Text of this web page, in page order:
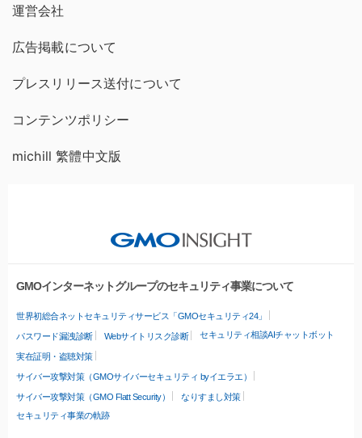
運営会社
広告掲載について
プレスリリース送付について
コンテンツポリシー
michill 繁體中文版
GMOインターネットグループのセキュリティ事業について
世界初総合ネットセキュリティサービス「GMOセキュリティ24」
パスワード漏洩診断 Webサイトリスク診断 セキュリティ相談AIチャットボット
実在証明・盗聴対策
サイバー攻撃対策（GMOサイバーセキュリティ byイエラエ）
サイバー攻撃対策（GMO Flatt Security）
なりすまし対策
セキュリティ事業の軌跡